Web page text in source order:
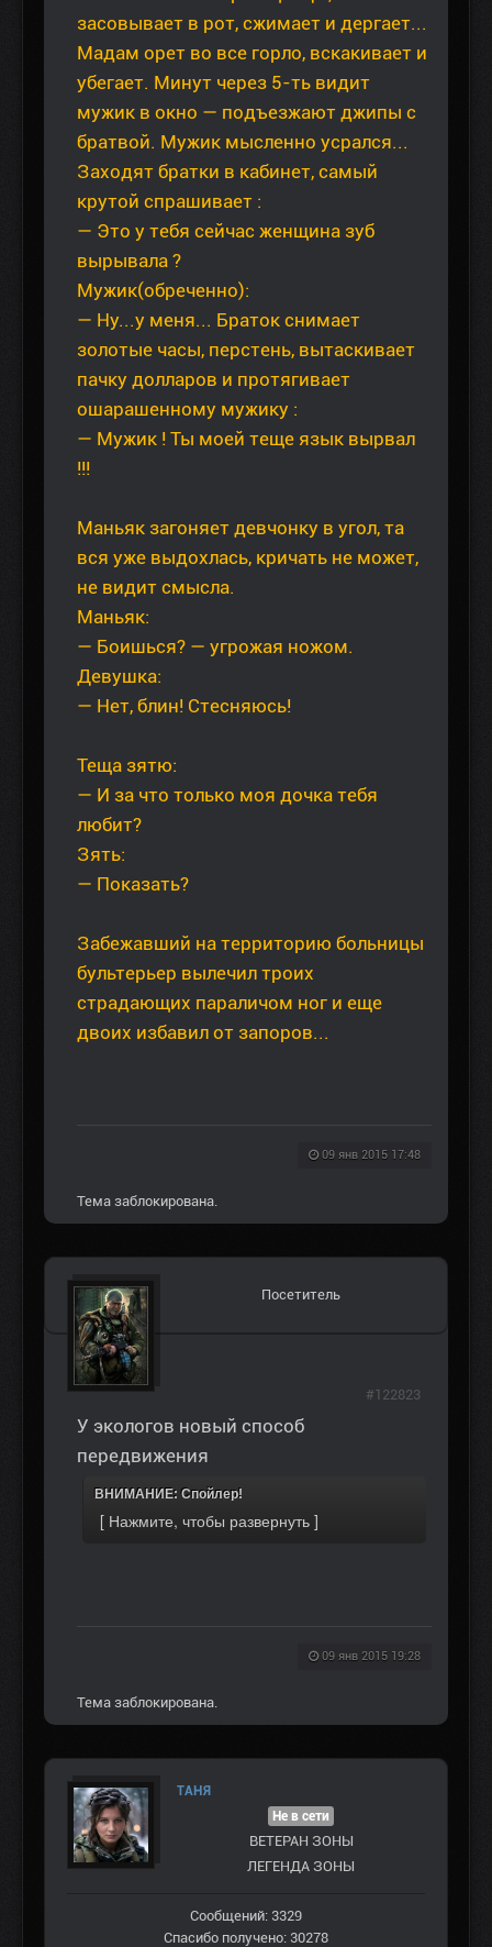
засовывает в рот, сжимает и дергает...
Мадам орет во все горло, вскакивает и
убегает. Минут через 5-ть видит
мужик в окно — подъезжают джипы с
братвой. Мужик мысленно усрался...
Заходят братки в кабинет, самый
крутой спрашивает :
— Это у тебя сейчас женщина зуб
вырывала ?
Мужик(обреченно):
— Ну...у меня... Браток снимает
золотые часы, перстень, вытаскивает
пачку долларов и протягивает
ошарашенному мужику :
— Мужик ! Ты моей теще язык вырвал
!!!
Маньяк загоняет девчонку в угол, та
вся уже выдохлась, кричать не может,
не видит смысла.
Маньяк:
— Боишься? — угрожая ножом.
Девушка:
— Нет, блин! Стесняюсь!
Теща зятю:
— И за что только моя дочка тебя
любит?
Зять:
— Показать?
Забежавший на территорию больницы
бультерьер вылечил троих
страдающих параличом ног и еще
двоих избавил от запоров...
09 янв 2015 17:48
Тема заблокирована.
Посетитель
У экологов новый способ
передвижения
ВНИМАНИЕ: Спойлер!
09 янв 2015 19:28
#122823
Тема заблокирована.
ТАНЯ
Не в сети
ВЕТЕРАН ЗOНЫ
ЛЕГЕНДА ЗОНЫ
Сообщений: 3329
Спасибо получено: 30278